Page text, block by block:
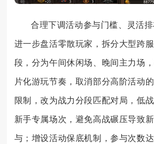
合理下调活动参与门槛、灵活排
进一步盘活零散玩家，拆分大型跨
段，分为午间休闲场、晚间主力场
片化游玩节奏，取消部分高阶活动
限制，改为战力分段匹配对局，低
新手专属场次，避免高战碾压导致
与；增设活动保底机制，参与次数